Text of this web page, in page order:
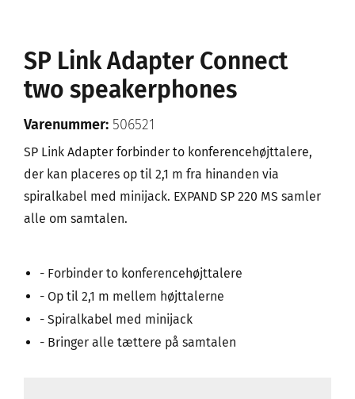
SP Link Adapter Connect
two speakerphones
Varenummer: 506521
SP Link Adapter forbinder to konferencehøjttalere,
der kan placeres op til 2,1 m fra hinanden via
spiralkabel med minijack. EXPAND SP 220 MS samler
alle om samtalen.
- Forbinder to konferencehøjttalere
- Op til 2,1 m mellem højttalerne
- Spiralkabel med minijack
- Bringer alle tættere på samtalen